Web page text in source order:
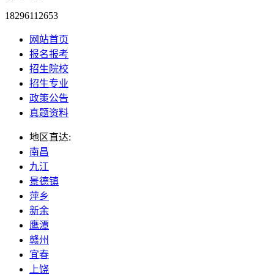
18296112653
网站首页
报名报考
招生院校
招生专业
政策公告
真题资料
地区直达:
南昌
九江
景德镇
萍乡
新余
鹰潭
赣州
宜春
上饶